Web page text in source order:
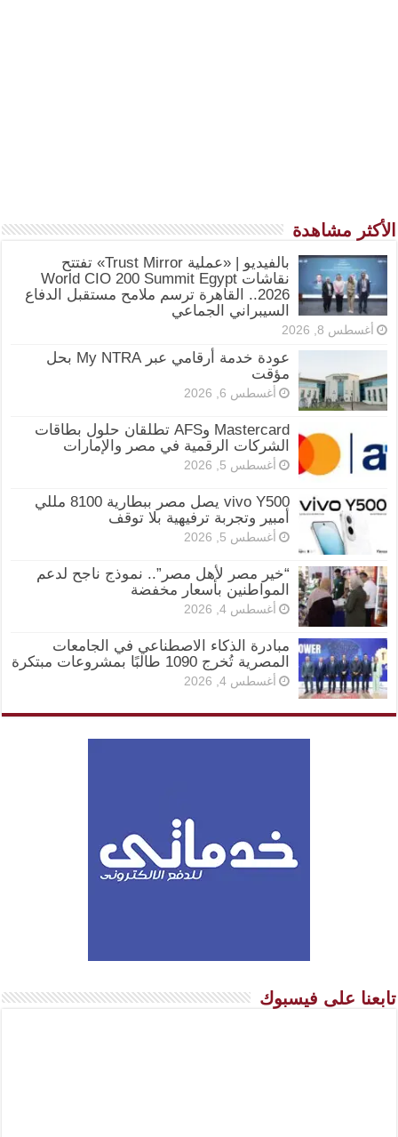
الأكثر مشاهدة
بالفيديو | «عملية Trust Mirror» تفتتح
نقاشات World CIO 200 Summit Egypt
2026.. القاهرة ترسم ملامح مستقبل الدفاع
السيبراني الجماعي
أغسطس 8, 2026
عودة خدمة أرقامي عبر My NTRA بحل
مؤقت
أغسطس 6, 2026
Mastercard وAFS تطلقان حلول بطاقات
الشركات الرقمية في مصر والإمارات
أغسطس 5, 2026
vivo Y500 يصل مصر ببطارية 8100 مللي
أمبير وتجربة ترفيهية بلا توقف
أغسطس 5, 2026
“خير مصر لأهل مصر”.. نموذج ناجح لدعم
المواطنين بأسعار مخفضة
أغسطس 4, 2026
مبادرة الذكاء الاصطناعي في الجامعات
المصرية تُخرج 1090 طالبًا بمشروعات مبتكرة
أغسطس 4, 2026
تابعنا على فيسبوك